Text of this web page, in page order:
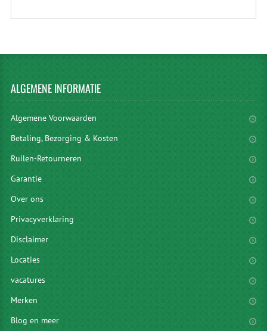
ALGEMENEINFORMATIE
Algemene Voorwaarden
Betaling, Bezorging & Kosten
Ruilen-Retourneren
Garantie
Over ons
Privacyverklaring
Disclaimer
Locaties
vacatures
Merken
Blog en meer